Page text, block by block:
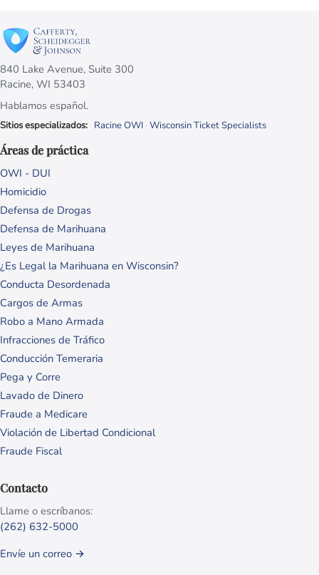
840 Lake Avenue, Suite 300
Racine, WI 53403
Hablamos español.
Sitios especializados: Racine OWI · Wisconsin Ticket Specialists
Áreas de práctica
OWI - DUI
Homicidio
Defensa de Drogas
Defensa de Marihuana
Leyes de Marihuana
¿Es Legal la Marihuana en Wisconsin?
Conducta Desordenada
Cargos de Armas
Robo a Mano Armada
Infracciones de Tráfico
Conducción Temeraria
Pega y Corre
Lavado de Dinero
Fraude a Medicare
Violación de Libertad Condicional
Fraude Fiscal
Contacto
Llame o escríbanos:
(262) 632-5000
Envíe un correo →